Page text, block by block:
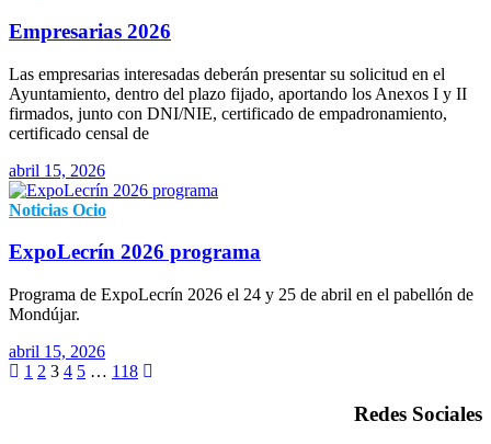
Empresarias 2026
Las empresarias interesadas deberán presentar su solicitud en el
Ayuntamiento, dentro del plazo fijado, aportando los Anexos I y II
firmados, junto con DNI/NIE, certificado de empadronamiento,
certificado censal de
abril 15, 2026
Noticias Ocio
ExpoLecrín 2026 programa
Programa de ExpoLecrín 2026 el 24 y 25 de abril en el pabellón de
Mondújar.
abril 15, 2026
1 2 3 4 5 … 118
Redes Sociales